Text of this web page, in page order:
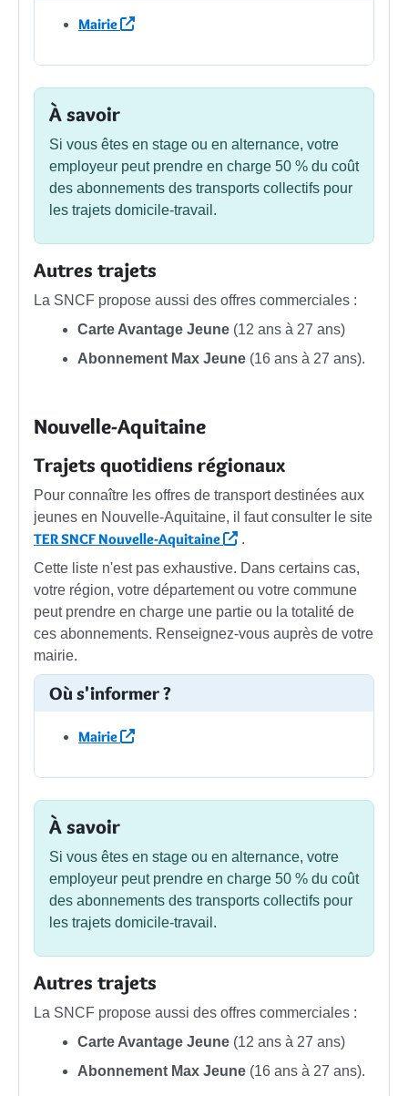
Mairie
À savoir
Si vous êtes en stage ou en alternance, votre
employeur peut prendre en charge 50 % du coût
des abonnements des transports collectifs pour
les trajets domicile-travail.
Autres trajets
La SNCF propose aussi des offres commerciales :
Carte Avantage Jeune (12 ans à 27 ans)
Abonnement Max Jeune (16 ans à 27 ans).
Nouvelle-Aquitaine
Trajets quotidiens régionaux
Pour connaître les offres de transport destinées aux
jeunes en Nouvelle-Aquitaine, il faut consulter le site
TER SNCF Nouvelle-Aquitaine
.
Cette liste n'est pas exhaustive. Dans certains cas,
votre région, votre département ou votre commune
peut prendre en charge une partie ou la totalité de
ces abonnements. Renseignez-vous auprès de votre
mairie.
Où s'informer ?
Mairie
À savoir
Si vous êtes en stage ou en alternance, votre
employeur peut prendre en charge 50 % du coût
des abonnements des transports collectifs pour
les trajets domicile-travail.
Autres trajets
La SNCF propose aussi des offres commerciales :
Carte Avantage Jeune (12 ans à 27 ans)
Abonnement Max Jeune (16 ans à 27 ans).